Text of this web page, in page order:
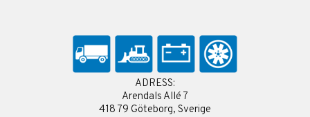
ADRESS:
Arendals Allé 7
418 79 Göteborg, Sverige